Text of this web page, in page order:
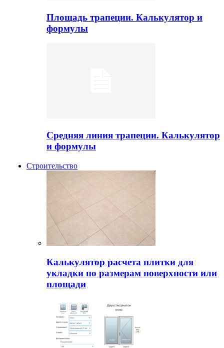
Площадь трапеции. Калькулятор и
формулы
Средняя линия трапеции. Калькулятор
и формулы
Строительство
Калькулятор расчета плитки для
укладки по размерам поверхности или
площади